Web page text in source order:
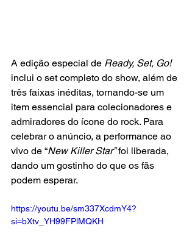
A edição especial de Ready, Set, Go!
inclui o set completo do show, além de
três faixas inéditas, tornando-se um
item essencial para colecionadores e
admiradores do ícone do rock. Para
celebrar o anúncio, a performance ao
vivo de “New Killer Star” foi liberada,
dando um gostinho do que os fãs
podem esperar.
https://youtu.be/sm337XcdmY4?
si=bXtv_YH99FPlMQKH